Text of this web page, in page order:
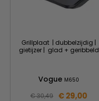
Grillplaat | dubbelzijdig |
gietijzer | glad + geribbeld
Vogue M650
€ 30,49 € 29,00